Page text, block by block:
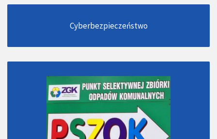
Cyberbezpieczeństwo